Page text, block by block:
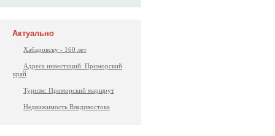
Актуально
Хабаровску - 160 лет
Адреса инвестиций. Приморский
край
Туризм: Приморский маршрут
Недвижимость Владивостока